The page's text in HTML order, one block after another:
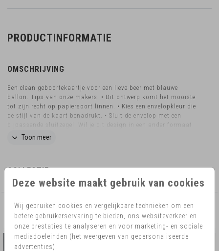
Deze website maakt gebruik van cookies
Wij gebruiken cookies en vergelijkbare technieken om een
betere gebruikerservaring te bieden, ons websiteverkeer en
onze prestaties te analyseren en voor marketing- en sociale
mediadoeleinden (het weergeven van gepersonaliseerde
advertenties).
PRODUCTINFORMATIE
OMSCHRIJVING
Een clean geboortekaartje voor een lieve beer met blauwe
ballon. Tips van onze makers: • Dit ontwerp komt het mooiste
tot zijn recht op papiersoort linnen. • Kies een envelopkleur die
de stijl van de kaart benadrukt. • Sluit de envelop met een
bijpassende sluitzegel. Wil je dit design in een ander formaat
bestellen? Neem dan contact met ons op voor de
Toon meer
COLLECTIE
AANBEVOLEN